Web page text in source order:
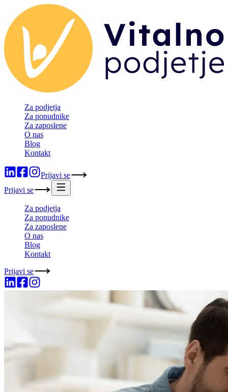
Za podjetja
Za ponudnike
Za zaposlene
O nas
Blog
Kontakt
Prijavi se
Prijavi se
Za podjetja
Za ponudnike
Za zaposlene
O nas
Blog
Kontakt
Prijavi se